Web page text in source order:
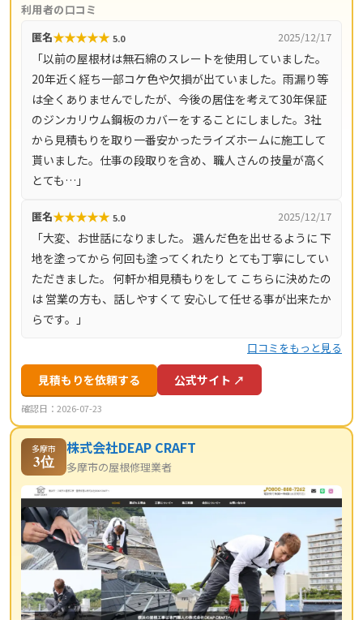
から内装リフォームまで、住まい全般に対応します。自社
一貫工事体制で中間マージンをカットし、高品質な施工を
適正価格で提供。現場調査は無料で、業界最長クラスの30
年保証も用意されています。川崎市（麻生区・多摩区・高
津区・宮前区・中原区）を中心に、横浜市青葉区・町田
市・稲城市・調布市・狛江市・府中市など幅広いエリアに
対応しています。
利用者の口コミ
匿名★★★★★ 5.0 2025/12/17
「以前の屋根材は無石綿のスレートを使用していました。
20年近く経ち一部コケ色や欠損が出ていました。雨漏り等
は全くありませんでしたが、今後の居住を考えて30年保証
のジンカリウム鋼板のカバーをすることにしました。3社
から見積もりを取り一番安かったライズホームに施工して
貰いました。仕事の段取りを含め、職人さんの技量が高く
とても…」
匿名★★★★★ 5.0 2025/12/17
「大変、お世話になりました。 選んだ色を出せるように 下
地を塗ってから 何回も塗ってくれたり とても丁寧にしてい
ただきました。 何軒か相見積もりをして こちらに決めたの
は 営業の方も、話しやすくて 安心して任せる事が出来たか
らです。」
口コミをもっと見る
見積もりを依頼する 公式サイト ↗
確認日：2026-07-23
多摩市
3位
株式会社DEAP CRAFT
多摩市の屋根修理業者